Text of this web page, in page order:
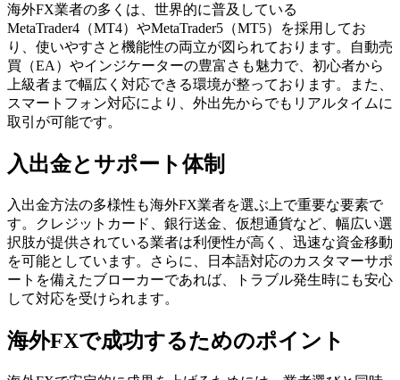
海外FX業者の多くは、世界的に普及している
MetaTrader4（MT4）やMetaTrader5（MT5）を採用してお
り、使いやすさと機能性の両立が図られております。自動売
買（EA）やインジケーターの豊富さも魅力で、初心者から
上級者まで幅広く対応できる環境が整っております。また、
スマートフォン対応により、外出先からでもリアルタイムに
取引が可能です。
入出金とサポート体制
入出金方法の多様性も海外FX業者を選ぶ上で重要な要素で
す。クレジットカード、銀行送金、仮想通貨など、幅広い選
択肢が提供されている業者は利便性が高く、迅速な資金移動
を可能としています。さらに、日本語対応のカスタマーサポ
ートを備えたブローカーであれば、トラブル発生時にも安心
して対応を受けられます。
海外FXで成功するためのポイント